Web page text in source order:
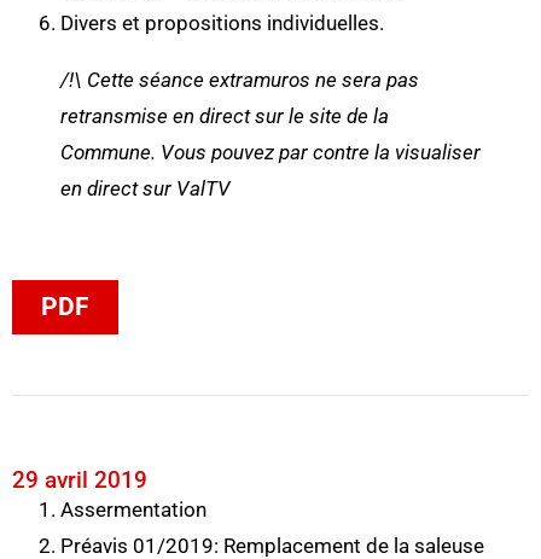
Divers et propositions individuelles.
/!\ Cette séance extramuros ne sera pas
retransmise en direct sur le site de la
Commune. Vous pouvez par contre la visualiser
en direct sur ValTV
PDF
29 avril 2019
Assermentation
Préavis 01/2019: Remplacement de la saleuse